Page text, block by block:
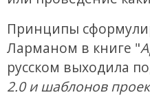
Принципы
Ларманом в книге "
русском выходила
2.0 и шаблонов